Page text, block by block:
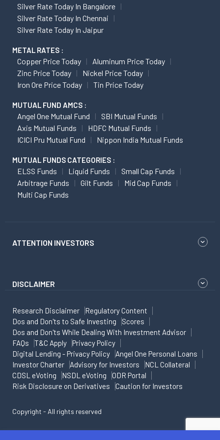
Silver Rate Today In Bangalore
Silver Rate Today In Chennai
Silver Rate Today In Jaipur
METAL RATES :
Copper Price Today
Aluminum Price Today
Zinc Price Today
Nickel Price Today
Iron Ore Price Today
Tin Price Today
MUTUAL FUND AMCS :
Angel One Mutual Fund
SBI Mutual Funds
Axis Mutual Funds
HDFC Mutual Funds
ICICI Pru Mutual Fund
Nippon India Mutual Funds
MUTUAL FUNDS CATEGORIES :
ELSS Funds Liquid Funds
Small Cap Funds
Arbitrage Funds
Gilt Funds
Mid Cap Funds
Multi Cap Funds
ATTENTION INVESTORS
DISCLAIMER
Research Disclaimer
Regulatory Content
Dos and Don'ts to Safe Investing
Scores
Dos and Don'ts While Dealing With Investment Advisor
FAQs
T&C Apply
Privacy Policy
Digital Lending - Privacy Policy
Angel One Personal Loans
Investor Charter
Advisory for Investors
NCL Collateral
CDSL eVoting
NSDL eVoting
ODR Portal
Risk Disclosure on Derivatives
Caution for Investors
Copyright - All rights reserved